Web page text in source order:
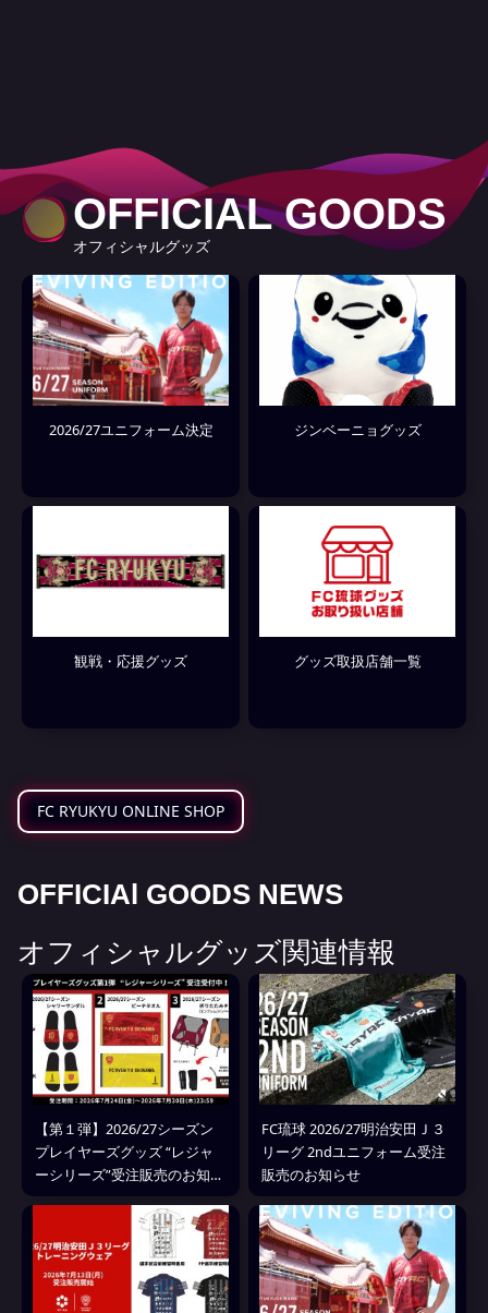
OFFICIAL GOODS
オフ ィ シャルグッズ
2026/27ユニフォーム決定 ジンベーニョグッズ
観戦・応援グッズ グッズ取扱店舗一覧
FC RYUKYU ONLINE SHOP
OFFICIA GOODS NEWS
オフ ィ シ ャルグッ ズ関連情報
【第１弾】2026/27シーズン
プレイヤーズグッズ “レジャ
ーシリーズ”受注販売のお知ら
FC琉球 2026/27明治安田Ｊ３
リーグ 2ndユニフォーム受注
販売のお知らせ